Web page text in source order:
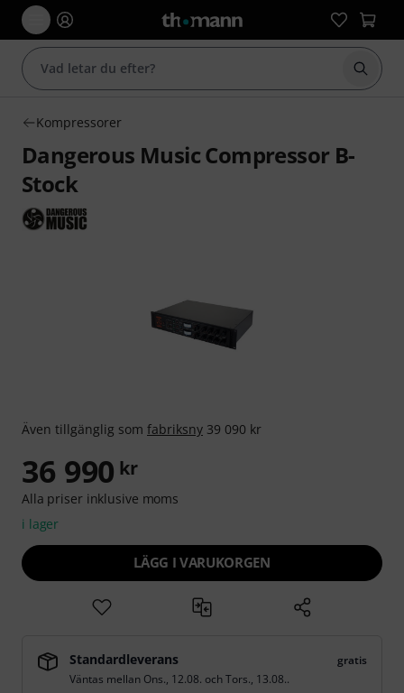
Börja
Kompressorer
Dangerous Music Compressor B-
Stock
Även tillgänglig som fabriksny 39 090 kr
36 990 kr
Alla priser inklusive moms
i lager
LÄGG I VARUKORGEN
Standardleverans
gratis
Väntas mellan Ons., 12.08. ochTors., 13.08..